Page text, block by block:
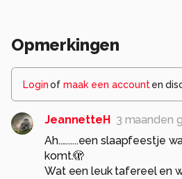
Opmerkingen
Loginof maak een account en
JeannetteH
3 maanden
Ah..........een slaapfeestje
komt.🫣
Wat een leuk tafereel en